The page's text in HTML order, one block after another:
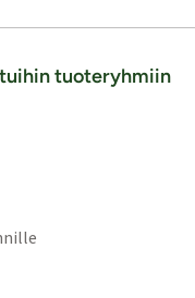
tuoteryhmiin